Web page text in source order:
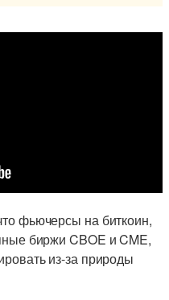
фьючерсы на биткоин,
биржи CBOE и CME,
из-за природы